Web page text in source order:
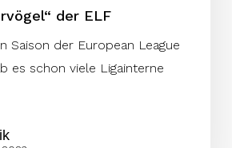
der ELF
Saison der European League
es schon viele Ligainterne